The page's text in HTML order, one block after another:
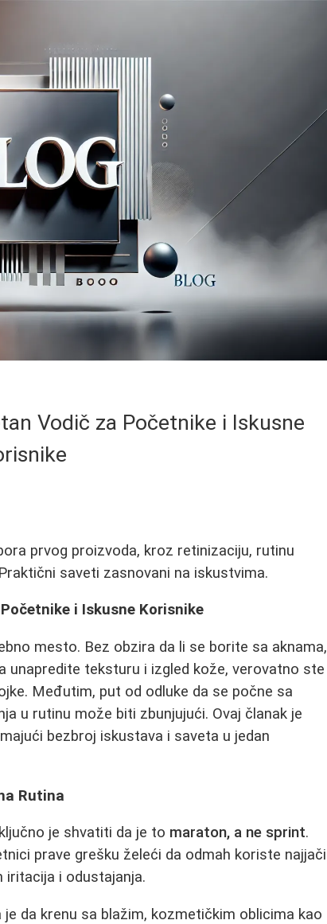
Vodič za Početnike i Iskusne
prvog proizvoda, kroz retinizaciju, rutinu
saveti zasnovani na iskustvima.
i Iskusne Korisnike
mesto. Bez obzira da li se borite sa aknama,
unapredite teksturu i izgled kože, verovatno ste
Međutim, put od odluke da se počne sa
u rutinu može biti zbunjujući. Ovaj članak je
bezbroj iskustava i saveta u jedan
Rutina
je shvatiti da je to maraton, a ne sprint.
prave grešku želeći da odmah koriste najjači
iritacija i odustajanja.
da krenu sa blažim, kozmetičkim oblicima kao